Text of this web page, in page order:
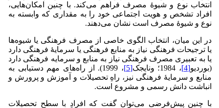
انتخاب نوع و شیوۀ مصرف فراهم می‌کند. با چنین امکان‌هایی،
افراد تشخص و هویت اجتماعی خود را به مقداری که وابسته به
نوع و شیوۀ مصرف است نشان می‌دهند.
در این میان، انتخاب الگوی خاصی از مصرف فرهنگی یا شیوه‌ها
یا ترجیحات فرهنگی نیاز به منابع فرهنگی یا سرمایۀ فرهنگی دارد
یا به تعبیری مصرف فرهنگی نیاز به منابع و سرمایه فرهنگی دارد
(بوردیو[4] ، 1984؛ ون­ایجک [5]
، 1999). از راه‌های مهم دستیابی به
منابع و سرمایۀ فرهنگی نیز، راهِ تحصیلات و آموزش و پرورش و
انباشت دانش رسمی و مشروع است.
با چنین پیش‌فرضی می‌توان گفت که افرادِ با سطح تحصیلات